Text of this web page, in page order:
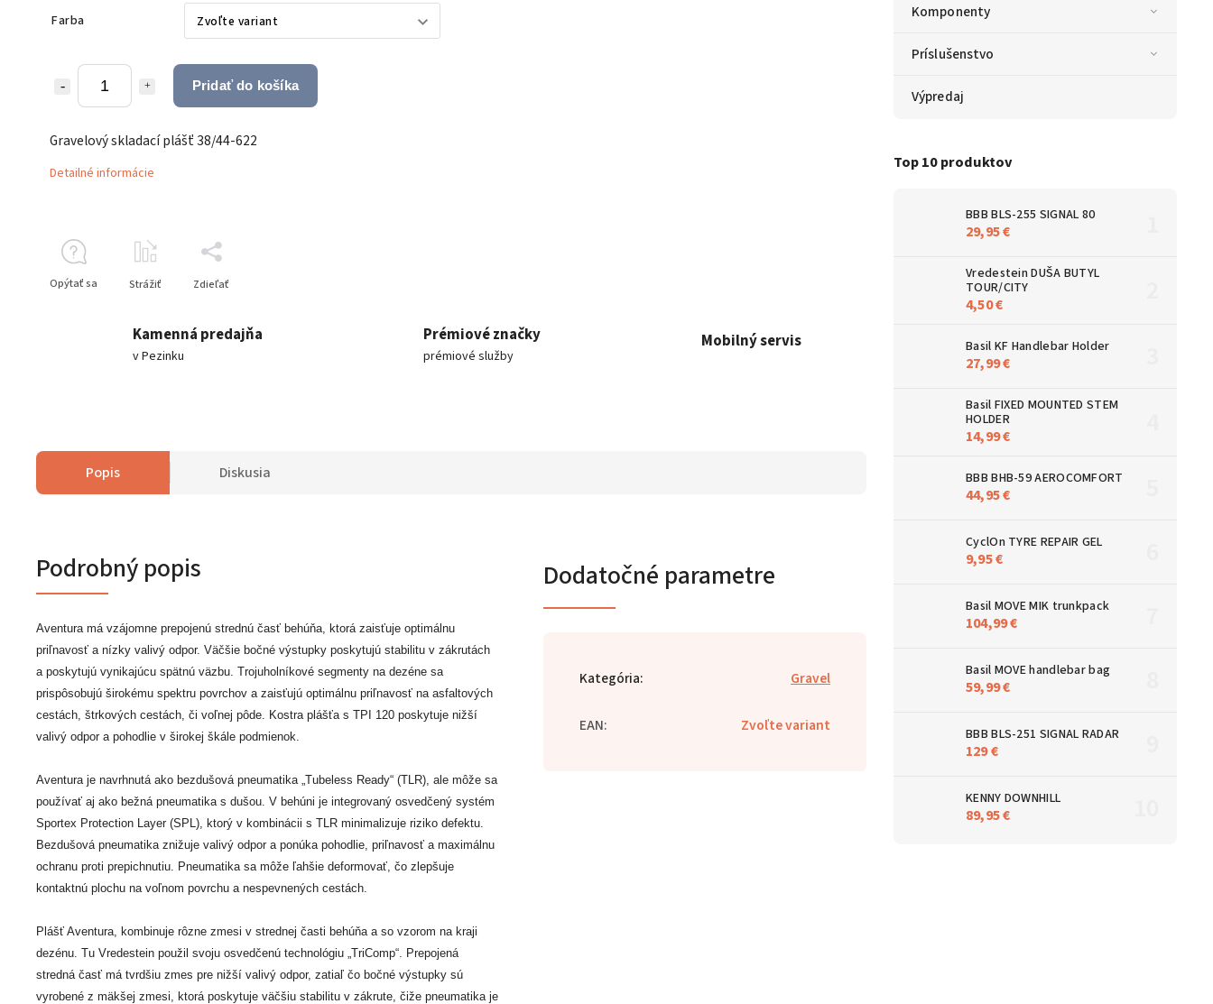
Komponenty
Príslušenstvo
Výpredaj
Top 10 produktov
BBB BLS-255 SIGNAL 80
29,95 €
Vredestein DUŠA BUTYL
TOUR/CITY
4,50 €
Basil KF Handlebar Holder
27,99 €
Basil FIXED MOUNTED STEM
HOLDER
14,99 €
BBB BHB-59 AEROCOMFORT
44,95 €
CyclOn TYRE REPAIR GEL
9,95 €
Basil MOVE MIK trunkpack
104,99 €
Basil MOVE handlebar bag
59,99 €
BBB BLS-251 SIGNAL RADAR
129 €
KENNY DOWNHILL
89,95 €
Farba
Pridať do košíka
Gravelový skladací plášť 38/44-622
Detailné informácie
Opýtať sa Strážiť Zdieľať
Kamenná predajňa
v Pezinku
Prémiové značky
prémiové služby
Mobilný servis
Popis Diskusia
Podrobný popis
Aventura má vzájomne prepojenú strednú časť behúňa, ktorá zaisťuje optimálnu
priľnavosť a nízky valivý odpor. Väčšie bočné výstupky poskytujú stabilitu v zákrutách
a poskytujú vynikajúcu spätnú väzbu. Trojuholníkové segmenty na dezéne sa
prispôsobujú širokému spektru povrchov a zaisťujú optimálnu priľnavosť na asfaltových
cestách, štrkových cestách, či voľnej pôde. Kostra plášťa s TPI 120 poskytuje nižší
valivý odpor a pohodlie v širokej škále podmienok.
Aventura je navrhnutá ako bezdušová pneumatika „Tubeless Ready“ (TLR), ale môže sa
používať aj ako bežná pneumatika s dušou. V behúni je integrovaný osvedčený systém
Sportex Protection Layer (SPL), ktorý v kombinácii s TLR minimalizuje riziko defektu.
Bezdušová pneumatika znižuje valivý odpor a ponúka pohodlie, priľnavosť a maximálnu
ochranu proti prepichnutiu. Pneumatika sa môže ľahšie deformovať, čo zlepšuje
kontaktnú plochu na voľnom povrchu a nespevnených cestách.
Plášť Aventura, kombinuje rôzne zmesi v strednej časti behúňa a so vzorom na kraji
dezénu. Tu Vredestein použil svoju osvedčenú technológiu „TriComp“. Prepojená
stredná časť má tvrdšiu zmes pre nižší valivý odpor, zatiaľ čo bočné výstupky sú
vyrobené z mäkšej zmesi, ktorá poskytuje väčšiu stabilitu v zákrute, čiže pneumatika je
Dodatočné parametre
Kategória: Gravel
EAN: Zvoľte variant